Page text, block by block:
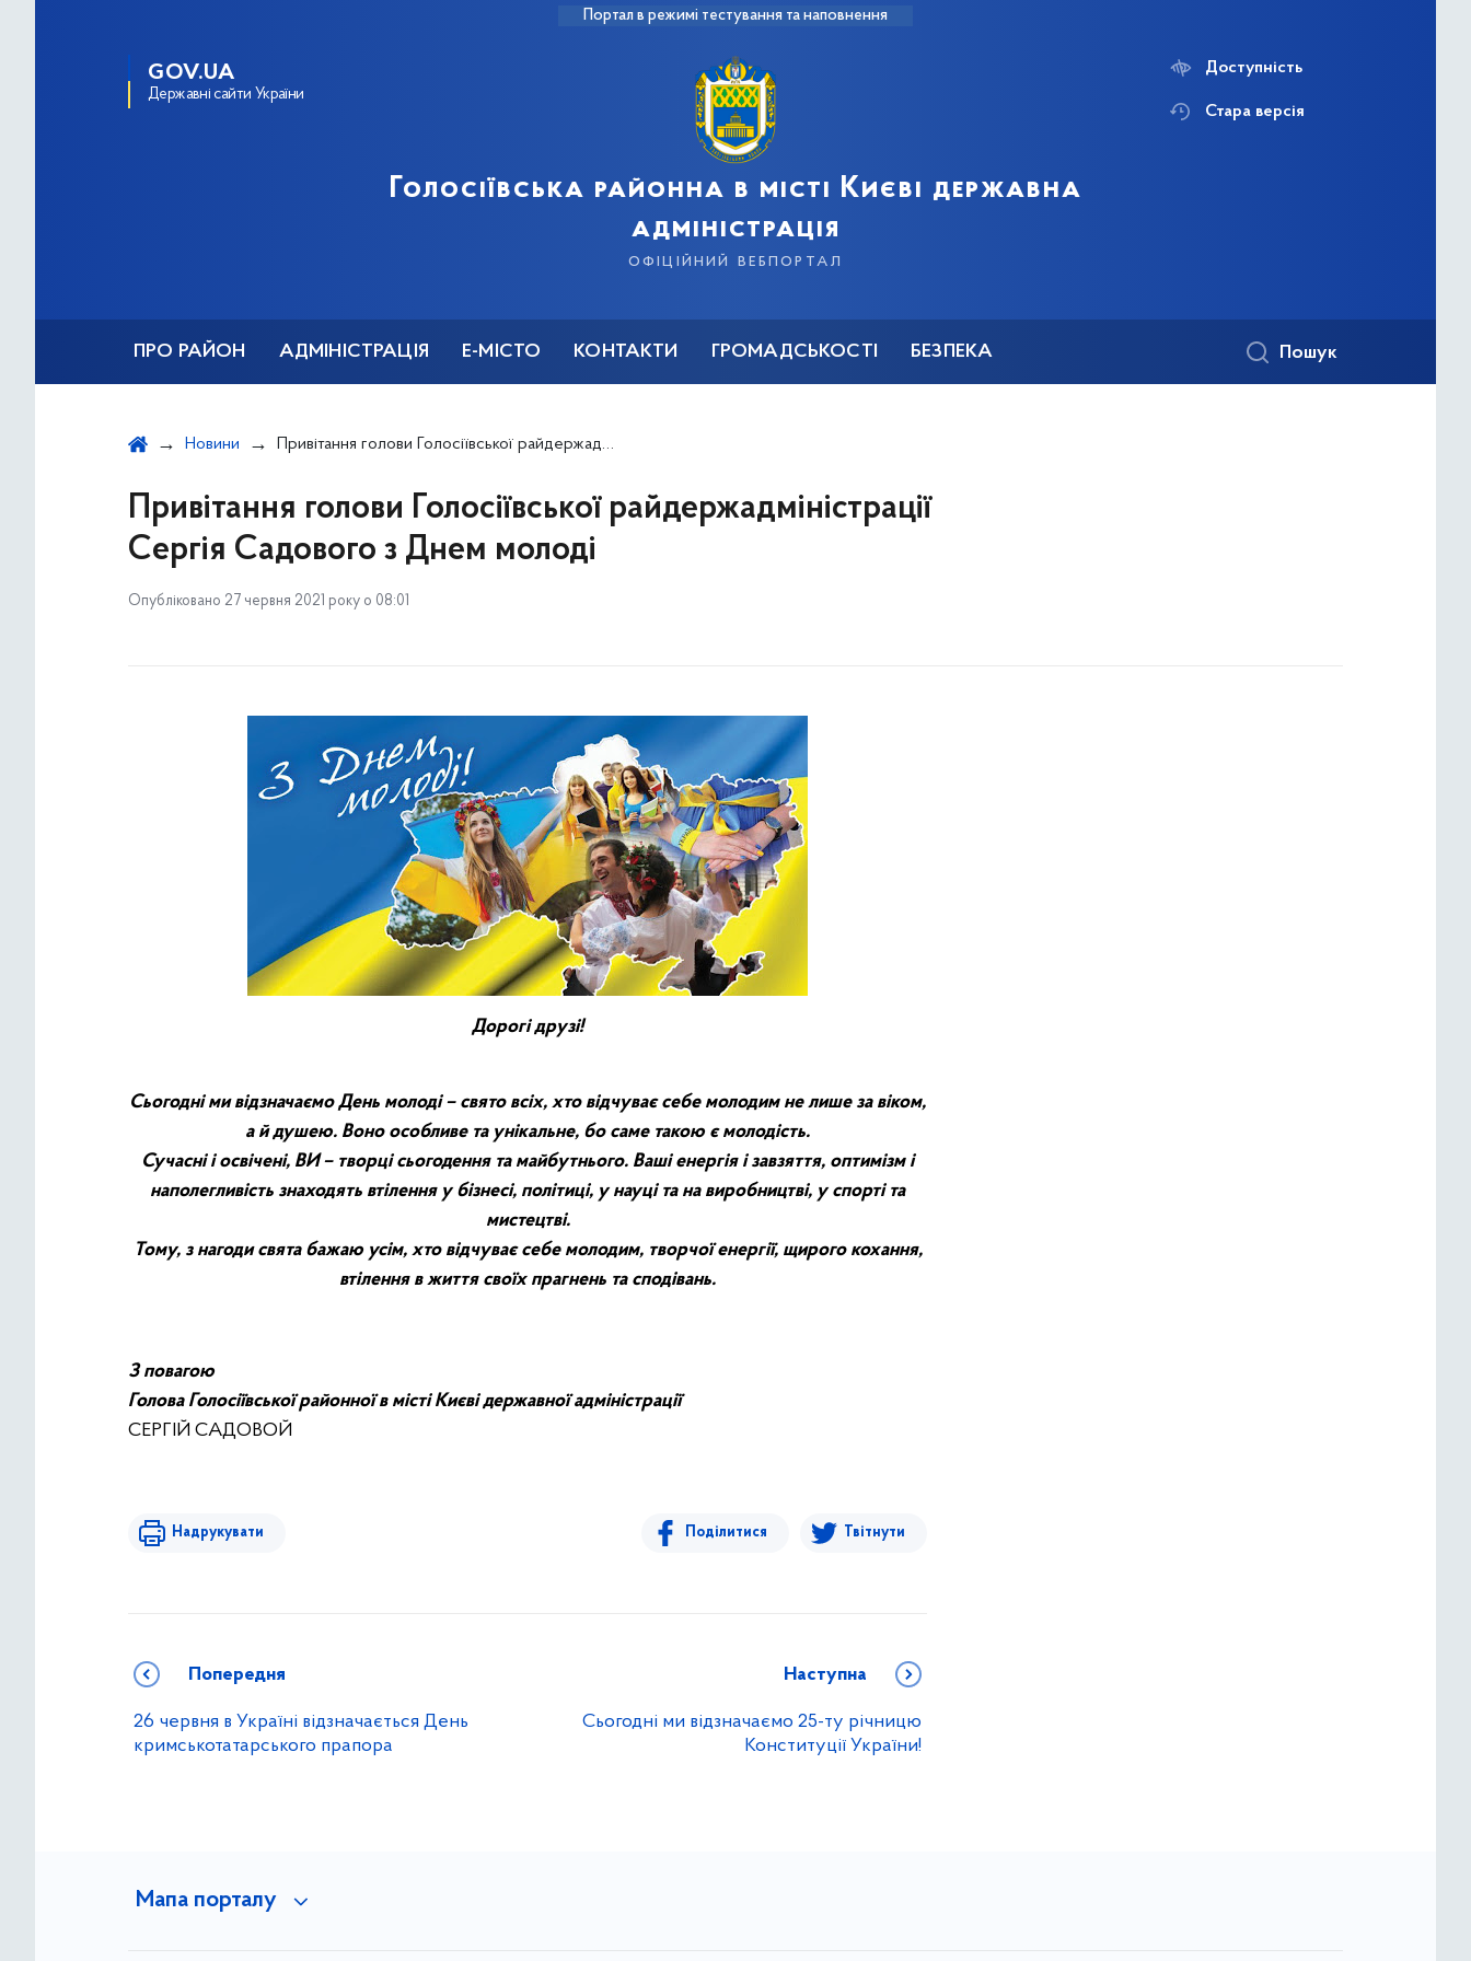
Портал в режимі тестування та наповнення
GOV.UA
Державні сайти України
Голосіївська районна в місті Києві державна
адміністрація
офіційний вебпортал
Доступність
Стара версія
ПРО РАЙОН АДМІНІСТРАЦІЯ Е-МІСТО КОНТАКТИ ГРОМАДСЬКОСТІ БЕЗПЕКА Пошук
Новини Привітання голови Голосіївської райдержадміністрації Сергія Садового з Днем молоді
Привітання голови Голосіївської райдержадміністрації
Сергія Садового з Днем молоді
Опубліковано 27 червня 2021 року о 08:01
Дорогі друзі!
Сьогодні ми відзначаємо День молоді – свято всіх, хто відчуває себе молодим не лише за віком,
а й душею. Воно особливе та унікальне, бо саме такою є молодість.
Сучасні і освічені, ВИ – творці сьогодення та майбутнього. Ваші енергія і завзяття, оптимізм і
наполегливість знаходять втілення у бізнесі, політиці, у науці та на виробництві, у спорті та
мистецтві.
Тому, з нагоди свята бажаю усім, хто відчуває себе молодим, творчої енергії, щирого кохання,
втілення в життя своїх прагнень та сподівань.
З повагою
Голова Голосіївської районної в місті Києві державної адміністрації
СЕРГІЙ САДОВОЙ
Надрукувати Поділитися Твітнути
Попередня
26 червня в Україні відзначається День
кримськотатарського прапора
Наступна
Сьогодні ми відзначаємо 25-ту річницю
Конституції України!
Мапа порталу